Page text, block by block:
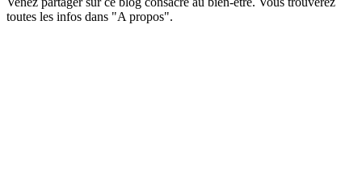
toutes les infos dans "A propos".